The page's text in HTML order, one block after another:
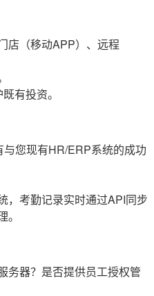
店（移动APP）、远程
有投资。
您现有HR/ERP系统的成功
，考勤记录实时通过API同步
务器？是否提供员工授权管